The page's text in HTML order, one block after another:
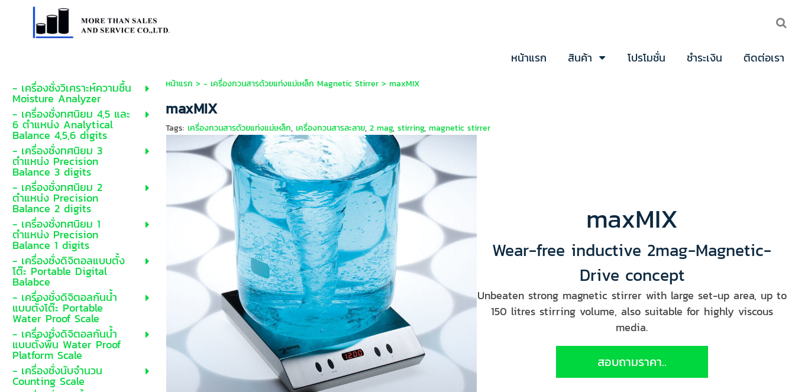
หน้าแรก สินค้า โปรโมชั่น ชำระเงิน
ติดต่อเรา
- เครื่องชั่งวิเคราะห์ความชื้น
Moisture Analyzer
- เครื่องชั่งทศนิยม 4,5 และ
6 ตำแหน่ง Analytical
Balance 4,5,6 digits
- เครื่องชั่งทศนิยม 3
ตำแหน่ง Precision
Balance 3 digits
- เครื่องชั่งทศนิยม 2
ตำแหน่ง Precision
Balance 2 digits
- เครื่องชั่งทศนิยม 1
ตำแหน่ง Precision
Balance 1 digits
- เครื่องชั่งดิจิตอลแบบตั้ง
โต๊ะ Portable Digital
Balabce
- เครื่องชั่งดิจิตอลกันน้ำ
แบบตั้งโต๊ะ Portable
Water Proof Scale
- เครื่องชั่งดิจิตอลกันน้ำ
แบบตั้งพื้น Water Proof
Platform Scale
- เครื่องชั่งนับจำนวน
Counting Scale
หน้าแรก > - เครื่องกวนสารด้วยแท่งแม่เหล็ก Magnetic Stirrer> maxMIX
maxMIX
Tags:เครื่องกวนสารด้วยแท่งแม่เหล็ก,เครื่องกวนสารละลาย,2 mag,stirring,magnetic stirrer
maxMIX
Wear-free inductive 2mag-Magnetic-
Drive concept
Unbeaten strong magnetic stirrer with large set-up area, up to
150 litres stirring volume, also suitable for highly viscous
media.
สอบถามราคา..